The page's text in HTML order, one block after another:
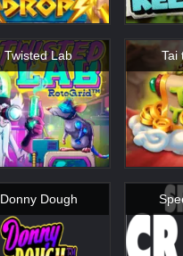
Twisted Lab Tai
Donny Dough